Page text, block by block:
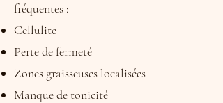
fréquentes :
Cellulite
Perte de fermeté
Zones graisseuses localisées
Manque de tonicité